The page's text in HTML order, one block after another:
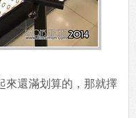
來還滿划算的，那就擇